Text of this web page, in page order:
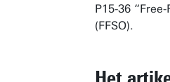
P15-36
(FFSO).